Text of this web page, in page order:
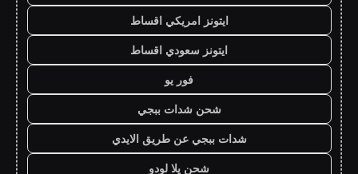
ايتونز امريكي اقساط
ايتونز سعودي اقساط
فور يو
شحن شدات ببجي
شدات ببجي عن طريق الايدي
شحن يلا لودو